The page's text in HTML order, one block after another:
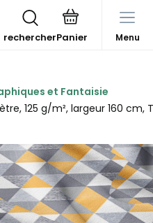
rechercher Menu
et Fantaisie
125 g/m², largeur 160 cm,